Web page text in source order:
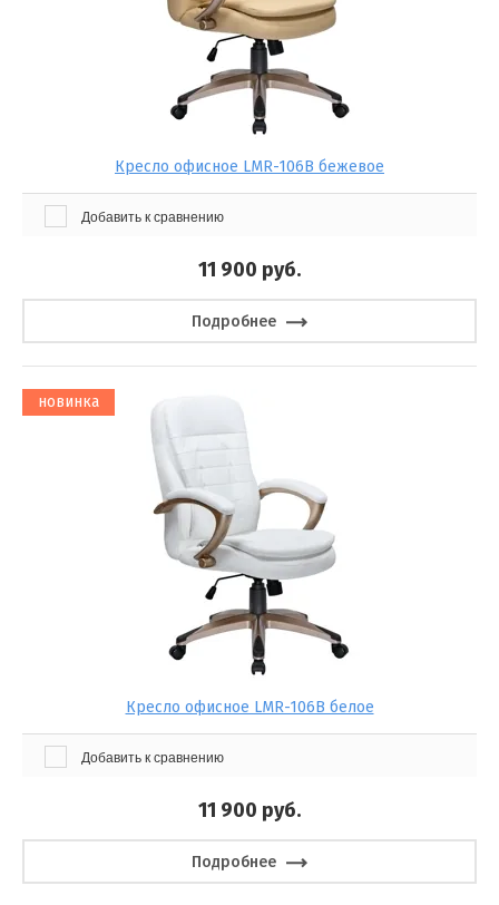
Кресло офисное LMR-106B бежевое
Добавить к сравнению
11 900 руб.
Подробнее
новинка
Кресло офисное LMR-106B белое
Добавить к сравнению
11 900 руб.
Подробнее